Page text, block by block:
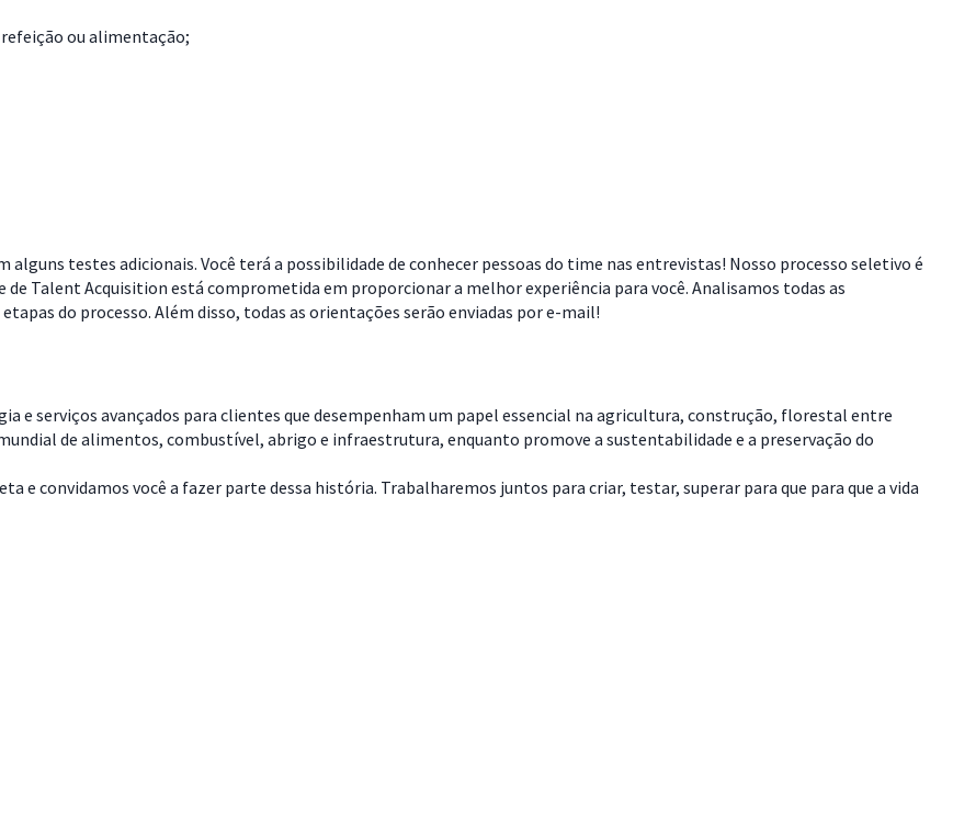
ou alimentação;
alguns testes adicionais. Você terá a possibilidade de conhecer pessoas do time nas entrevistas! Nosso processo seletivo é
Talent Acquisition está comprometida em proporcionar a melhor experiência para você. Analisamos todas as
do processo. Além disso, todas as orientações serão enviadas por e-mail!
e serviços avançados para clientes que desempenham um papel essencial na agricultura, construção, florestal entre
de alimentos, combustível, abrigo e infraestrutura, enquanto promove a sustentabilidade e a preservação do
e convidamos você a fazer parte dessa história. Trabalharemos juntos para criar, testar, superar para que para que a vida